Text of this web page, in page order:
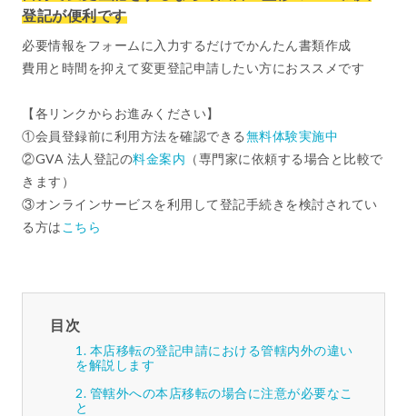
登記が便利です
必要情報をフォームに入力するだけでかんたん書類作成
費用と時間を抑えて変更登記申請したい方におススメです
【各リンクからお進みください】
①会員登録前に利用方法を確認できる無料体験実施中
②GVA 法人登記の料金案内 （専門家に依頼する場合と比較で
きます）
③オンラインサービスを利用して登記手続きを検討されてい
る方は こちら
目次
本店移転の登記申請における管轄内外の違い
を解説します
管轄外への本店移転の場合に注意が必要なこ
と